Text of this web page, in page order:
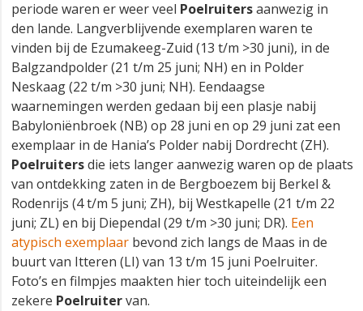
periode waren er weer veel Poelruitersaanwezig in
den lande. Langverblijvende exemplaren waren te
vinden bij de Ezumakeeg-Zuid (13 t/m >30 juni), in de
Balgzandpolder (21 t/m 25 juni; NH) en in Polder
Neskaag (22 t/m >30 juni; NH). Eendaagse
waarnemingen werden gedaan bij een plasje nabij
Babyloniënbroek (NB) op 28 juni en op 29 juni zat een
exemplaar in de Hania’s Polder nabij Dordrecht (ZH).
Poelruitersdie iets langer aanwezig waren op de plaats
van ontdekking zaten in de Bergboezem bij Berkel &
Rodenrijs (4 t/m 5 juni; ZH), bij Westkapelle (21 t/m 22
juni; ZL) en bij Diependal (29 t/m >30 juni; DR). Een
atypisch exemplaar bevond zich langs de Maas in de
buurt van Itteren (LI) van 13 t/m 15 juni Poelruiter.
Foto’s en filmpjes maakten hier toch uiteindelijk een
zekere Poelruitervan.